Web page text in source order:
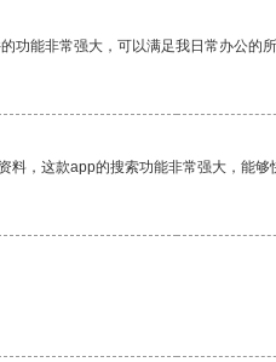
能非常强大，可以满足我日常办公的
，这款app的搜索功能非常强大，能够